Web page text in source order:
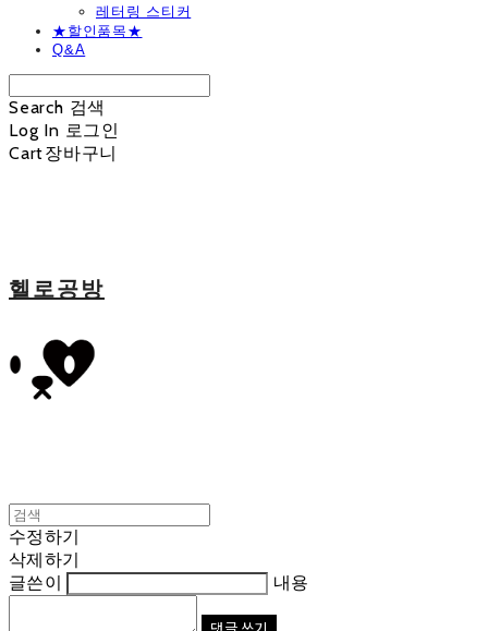
레터링 스티커
★할인품목★
Q&A
Search 검색
Log In 로그인
Cart장바구니
헬로공방
수정하기
삭제하기
글쓴이
내용